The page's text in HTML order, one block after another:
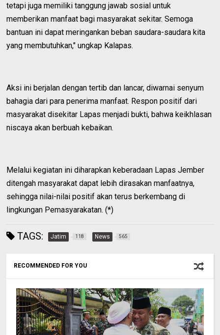
tetapi juga memiliki tanggung jawab sosial untuk
memberikan manfaat bagi masyarakat sekitar. Semoga
bantuan ini dapat meringankan beban saudara-saudara kita
yang membutuhkan," ungkap Kalapas.
Aksi ini berjalan dengan tertib dan lancar, diwarnai senyum
bahagia dari para penerima manfaat. Respon positif dari
masyarakat disekitar Lapas menjadi bukti, bahwa keikhlasan
niscaya akan berbuah kebaikan.
Melalui kegiatan ini diharapkan keberadaan Lapas Jember
ditengah masyarakat dapat lebih dirasakan manfaatnya,
sehingga nilai-nilai positif akan terus berkembang di
lingkungan Pemasyarakatan. (*)
TAGS: Jatim 118 News 565
RECOMMENDED FOR YOU